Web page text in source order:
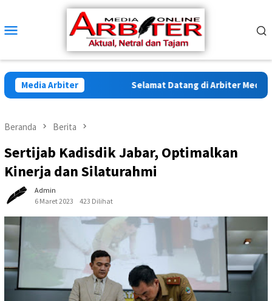
konten
Mobile
Media Arbiter Selamat Datang di Arbiter Media
Beranda Berita
Sertijab Kadisdik Jabar, Optimalkan
Kinerja dan Silaturahmi
Admin
6 Maret 2023
423 Dilihat